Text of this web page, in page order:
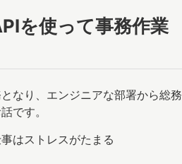
を使って事務作業
なり、エンジニアな部署から総務
です。
はストレスがたまる